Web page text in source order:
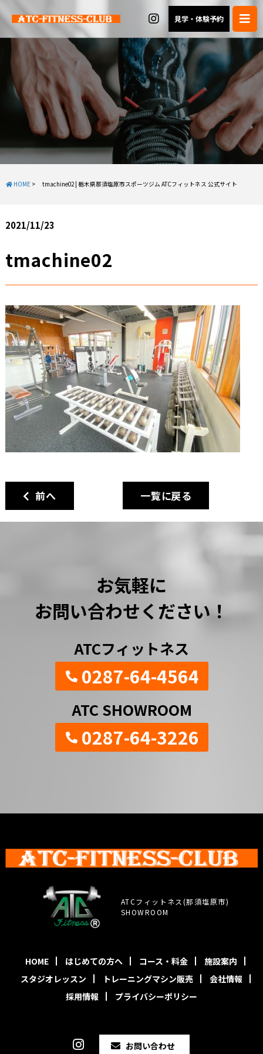
見学・体験予約
HOME > tmachine02 | 栃木県那須塩原市スポーツジム ATCフィットネス 公式サイト
2021/11/23
tmachine02
前へ 一覧に戻る
お気軽に
お問い合わせください！
ATCフィットネス
0287-64-4564
ATC SHOWROOM
0287-64-3226
ATCフィットネス(那須塩原市)
SHOWROOM
HOME はじめての方へ コース・料金
施設案内
スタジオレッスン
トレーニングマシン販売
会社情報
採用情報
プライバシーポリシー
お問い合わせ